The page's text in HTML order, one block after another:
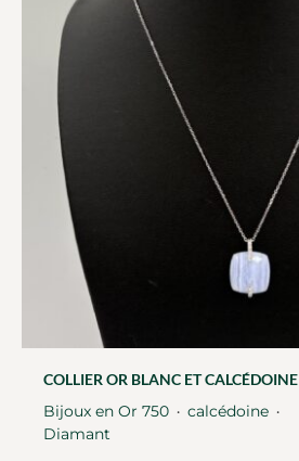
COLLIER OR BLANC ET CALCÉDOINE
Bijoux en Or 750 ・ calcédoine ・
Diamant